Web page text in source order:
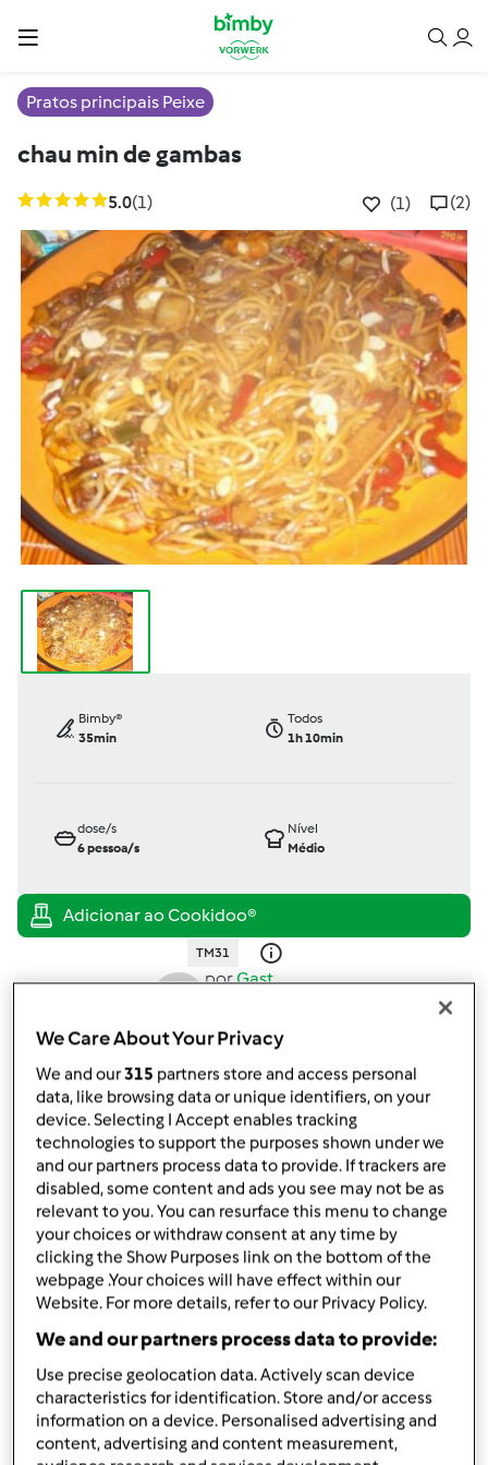
Pratos principais Peixe
chau min de gambas
5.0(1) (1) (2)
Bimby®
35min
Todos
1h 10min
dose/s
6pessoa/s
Nível
Médio
TM31
porGast
Adicionar às minhas coleções
Partilhar receita
Criar uma variante
Ingredientes
ingredientes
2500gágua
250ggambas
400gmiolo de camarão
150gcebola
We Care About Your Privacy
We and our315 partners store and access personal
data, like browsing data or unique identifiers, on your
device. Selecting I Accept enables tracking
technologies to support the purposes shown under we
and our partners process data to provide. If trackers are
disabled, some content and ads you see may not be as
relevant to you. You can resurface this menu to change
your choices or withdraw consent at any time by
clicking the Show Purposes link on the bottom of the
webpage .Your choices will have effect within our
Website. For more details, refer to our Privacy Policy.
We and our partners process data to provide:
Use precise geolocation data. Actively scan device
characteristics for identification. Store and/or access
information on a device. Personalised advertising and
content, advertising and content measurement,